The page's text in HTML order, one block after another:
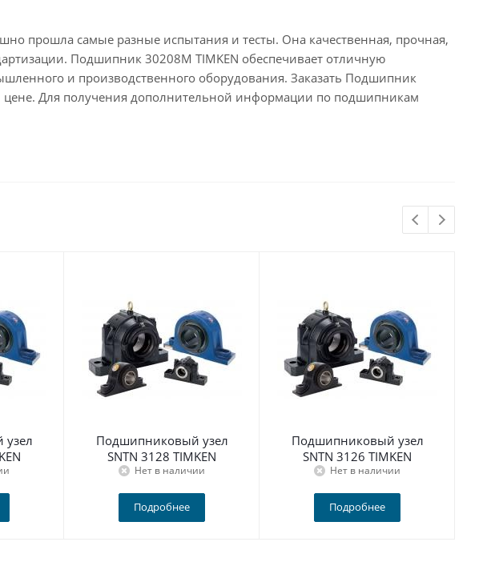
прошла самые разные испытания и тесты. Она качественная, прочная,
Подшипник 30208M TIMKEN обеспечивает отличную
и производственного оборудования. Заказать Подшипник
Для получения дополнительной информации по подшипникам
Подшипниковый узел
SNTN 3128 TIMKEN
Нет в наличии
Подробнее
Подшипниковый узел
SNTN 3126 TIMKEN
Нет в наличии
Подробнее